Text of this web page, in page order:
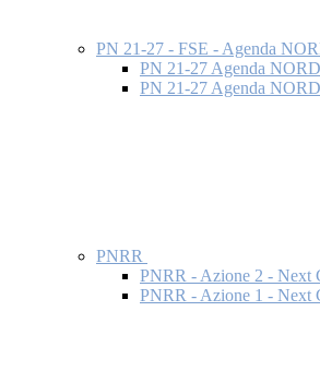
PN 21-27 - FSE - Agenda
PN 21-27 Agenda
PN 21-27 Agenda
PNRR
PNRR - Azione 2 - Next
PNRR - Azione 1 - Next